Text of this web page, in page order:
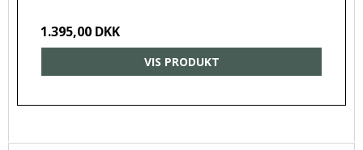
1.395,00 DKK
VIS PRODUKT